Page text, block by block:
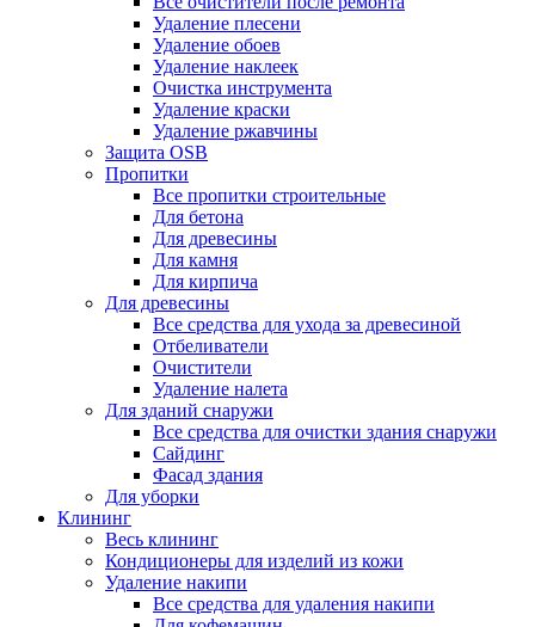
Удаление плесени
Удаление обоев
Удаление наклеек
Очистка инструмента
Удаление краски
Удаление ржавчины
Защита OSB
Пропитки
Все пропитки строительные
Для бетона
Для древесины
Для камня
Для кирпича
Для древесины
Все средства для ухода за древесиной
Отбеливатели
Очистители
Удаление налета
Для зданий снаружи
Все средства для очистки здания снаружи
Сайдинг
Фасад здания
Для уборки
Клининг
Весь клининг
Кондиционеры для изделий из кожи
Удаление накипи
Все средства для удаления накипи